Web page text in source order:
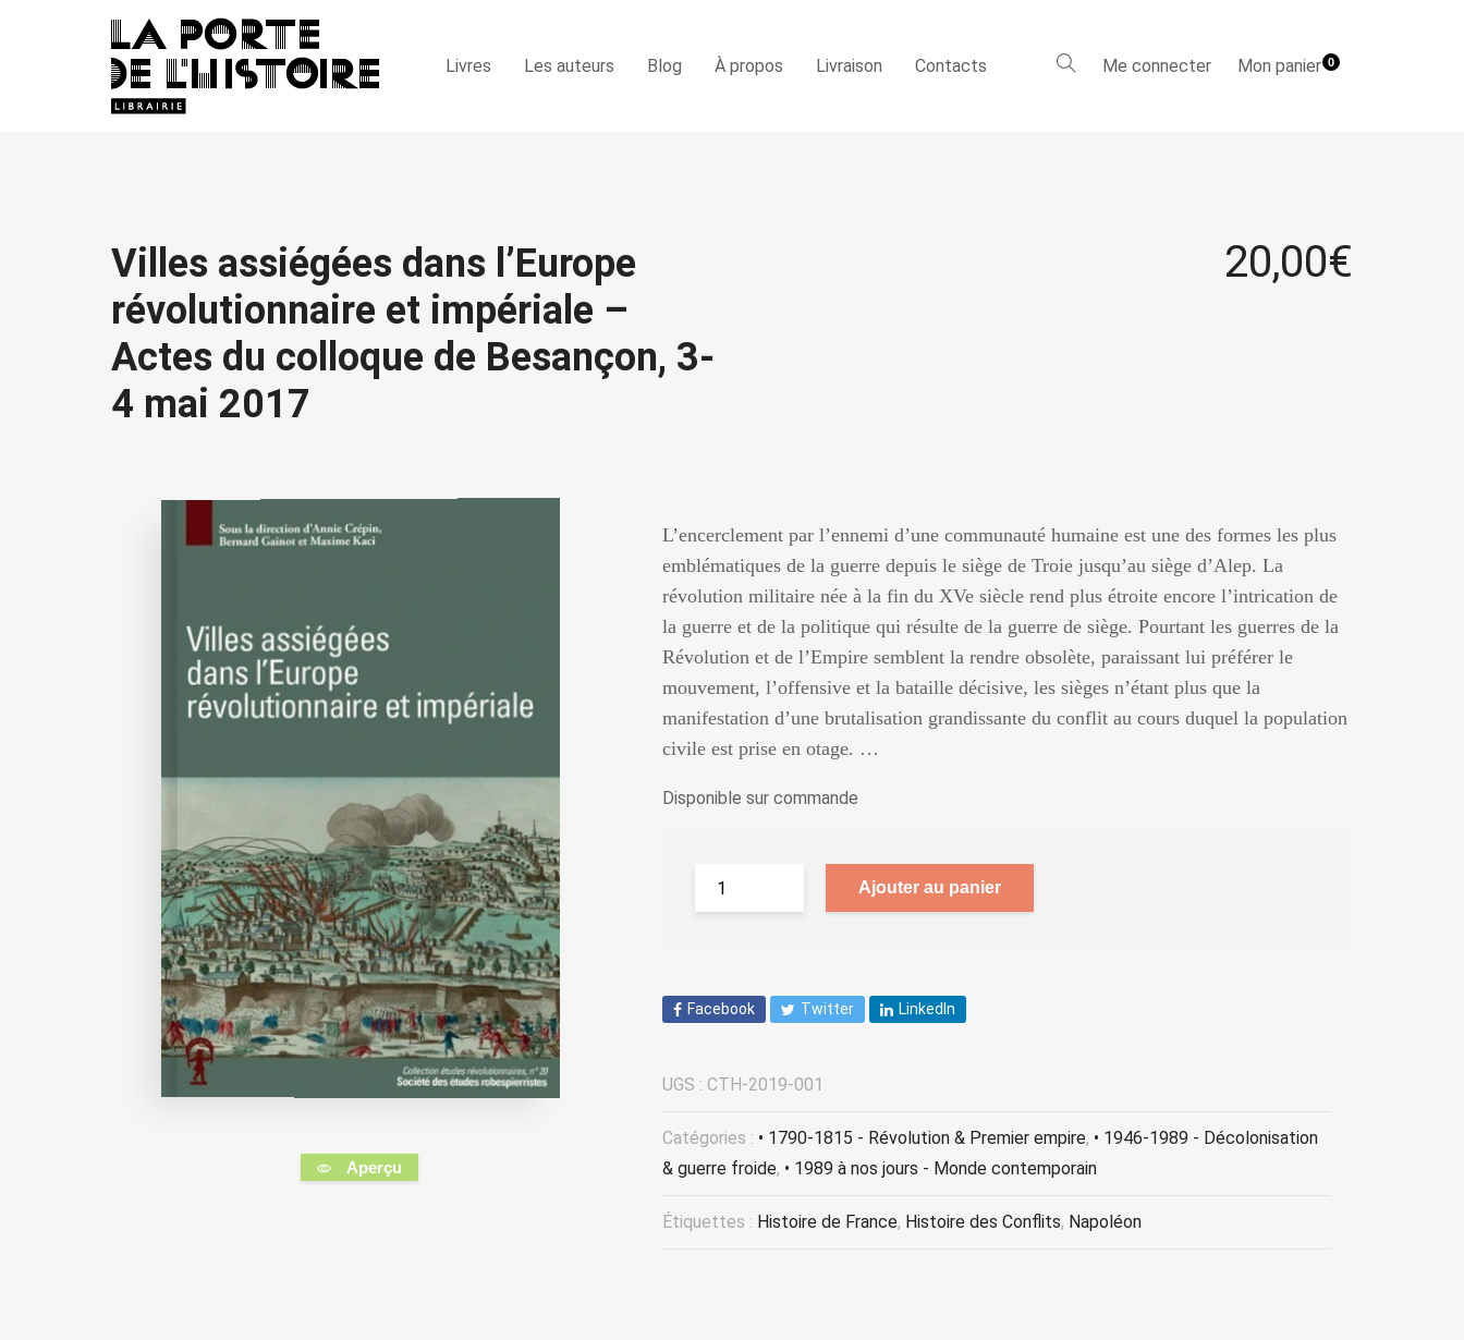
Livres Les auteurs Blog À propos Livraison Contacts Me connecter Mon panier0
Villes assiégées dans l’Europe
révolutionnaire et impériale –
Actes du colloque de Besançon, 3-
4 mai 2017
20,00€
Aperçu
L’encerclement par l’ennemi d’une communauté humaine est une des formes les plus
emblématiques de la guerre depuis le siège de Troie jusqu’au siège d’Alep. La
révolution militaire née à la fin du XVe siècle rend plus étroite encore l’intrication de
la guerre et de la politique qui résulte de la guerre de siège. Pourtant les guerres de la
Révolution et de l’Empire semblent la rendre obsolète, paraissant lui préférer le
mouvement, l’offensive et la bataille décisive, les sièges n’étant plus que la
manifestation d’une brutalisation grandissante du conflit au cours duquel la population
civile est prise en otage. …
Disponible sur commande
Ajouter au panier
Facebook Twitter LinkedIn
UGS : CTH-2019-001
Catégories : • 1790-1815 - Révolution & Premier empire, • 1946-1989 - Décolonisation
& guerre froide, • 1989 à nos jours - Monde contemporain
Étiquettes : Histoire de France, Histoire des Conflits, Napoléon